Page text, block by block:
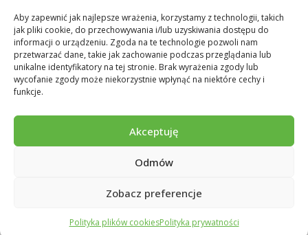
Aby zapewnić jak najlepsze wrażenia, korzystamy z technologii, takich
jak pliki cookie, do przechowywania i/lub uzyskiwania dostępu do
informacji o urządzeniu. Zgoda na te technologie pozwoli nam
przetwarzać dane, takie jak zachowanie podczas przeglądania lub
unikalne identyfikatory na tej stronie. Brak wyrażenia zgody lub
wycofanie zgody może niekorzystnie wpłynąć na niektóre cechy i
funkcje.
Akceptuję
Odmów
Zobacz preferencje
Polityka plików cookiesPolityka prywatności
Sekretariat / Dziennik podawczy
tel.: 12 422 94 90
e-mail:biuro@wfos.krakow.pl
Copyright © 2026 WFOŚiGW w Krakowie. Wszystkie prawa zastrzeżone.